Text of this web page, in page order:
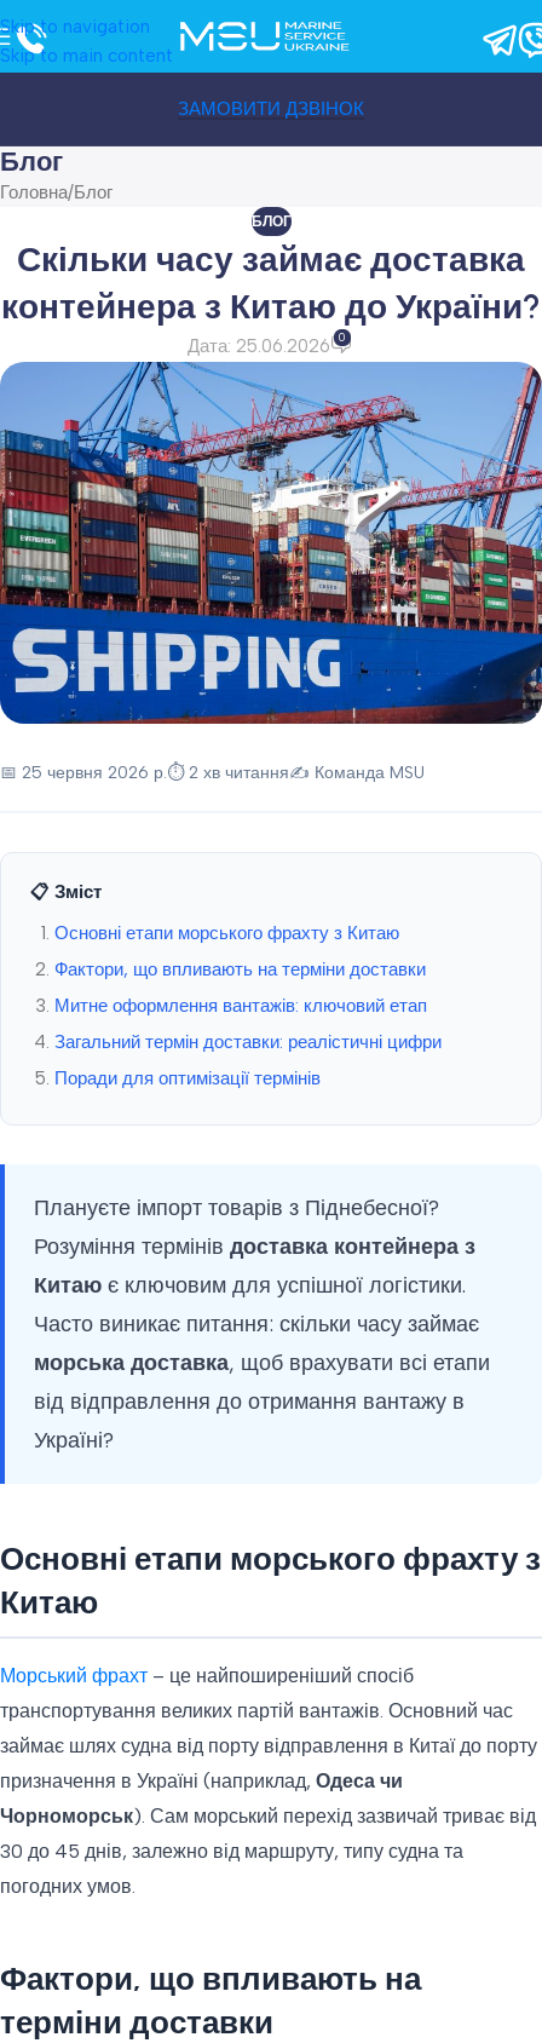
Skip to navigation
Skip to main content
ЗАМОВИТИ ДЗВІНОК
Блог
Головна Блог
БЛОГ
Скільки часу займає доставка
контейнера з Китаю до України?
Дата: 25.06.2026 0
📅 25 червня 2026 р.⏱ 2 хв читання✍️ Команда MSU
📋 Зміст
Основні етапи морського фрахту з Китаю
Фактори, що впливають на терміни доставки
Митне оформлення вантажів: ключовий етап
Загальний термін доставки: реалістичні цифри
Поради для оптимізації термінів
Плануєте імпорт товарів з Піднебесної?
Розуміння термінів доставка контейнера з
Китаю є ключовим для успішної логістики.
Часто виникає питання: скільки часу займає
морська доставка, щоб врахувати всі етапи
від відправлення до отримання вантажу в
Україні?
Основні етапи морського фрахту з
Китаю
Морський фрахт – це найпоширеніший спосіб
транспортування великих партій вантажів. Основний час
займає шлях судна від порту відправлення в Китаї до порту
призначення в Україні (наприклад, Одеса чи
Чорноморськ). Сам морський перехід зазвичай триває від
30 до 45 днів, залежно від маршруту, типу судна та
погодних умов.
Фактори, що впливають на
терміни доставки